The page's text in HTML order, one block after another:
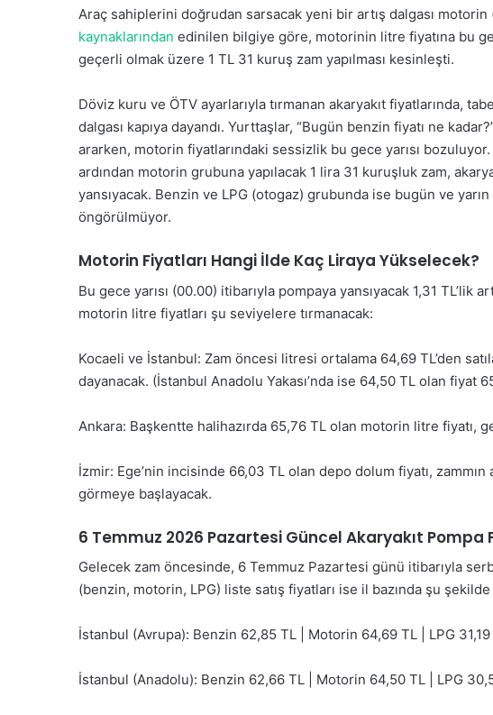
d
e
Araç sahiplerini doğrudan sarsacak yeni bir artış dalgası motorin
kaynaklarından edinilen bilgiye göre, motorinin litre fiyatına bu
geçerli olmak üzere 1 TL 31 kuruş zam yapılması kesinleşti.
Döviz kuru ve ÖTV ayarlarıyla tırmanan akaryakıt fiyatlarında,
dalgası kapıya dayandı. Yurttaşlar, “Bugün benzin fiyatı ne
ararken, motorin fiyatlarındaki sessizlik bu gece yarısı bozuluyor.
ardından motorin grubuna yapılacak 1 lira 31 kuruşluk zam,
yansıyacak. Benzin ve LPG (otogaz) grubunda ise bugün ve
öngörülmüyor.
Motorin Fiyatları Hangi İlde Kaç Liraya Yükselecek?
Bu gece yarısı (00.00) itibarıyla pompaya yansıyacak 1,31 TL’lik
motorin litre fiyatları şu seviyelere tırmanacak:
Kocaeli ve İstanbul: Zam öncesi litresi ortalama 64,69 TL’den
dayanacak. (İstanbul Anadolu Yakası’nda ise 64,50 TL olan fiyat
Ankara: Başkentte halihazırda 65,76 TL olan motorin litre fiyatı,
İzmir: Ege’nin incisinde 66,03 TL olan depo dolum fiyatı,
görmeye başlayacak.
6 Temmuz 2026 Pazartesi Güncel Akaryakıt Pompa
Gelecek zam öncesinde, 6 Temmuz Pazartesi günü itibarıyla
(benzin, motorin, LPG) liste satış fiyatları ise il bazında şu
İstanbul (Avrupa): Benzin 62,85 TL | Motorin 64,69 TL | LPG 31,19
İstanbul (Anadolu): Benzin 62,66 TL | Motorin 64,50 TL | LPG